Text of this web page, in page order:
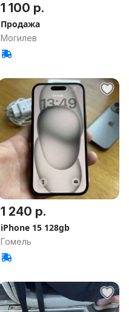
1 100 р.
Продажа
Могилев
1 240 р.
iPhone 15 128gb
Гомель